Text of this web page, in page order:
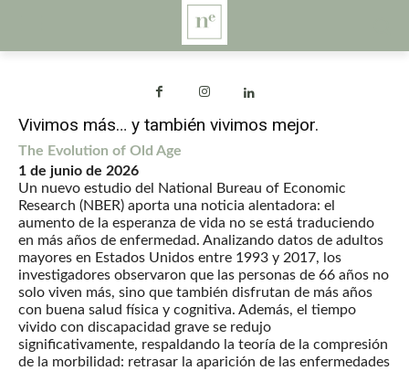
Vivimos más… y también vivimos mejor.
The Evolution of Old Age
1 de junio de 2026
Un nuevo estudio del National Bureau of Economic
Research (NBER) aporta una noticia alentadora: el
aumento de la esperanza de vida no se está traduciendo
en más años de enfermedad. Analizando datos de adultos
mayores en Estados Unidos entre 1993 y 2017, los
investigadores observaron que las personas de 66 años no
solo viven más, sino que también disfrutan de más años
con buena salud física y cognitiva. Además, el tiempo
vivido con discapacidad grave se redujo
significativamente, respaldando la teoría de la compresión
de la morbilidad: retrasar la aparición de las enfermedades